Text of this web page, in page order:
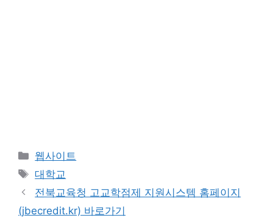
카
테
리
웹사이트
태
그
대학교
전북교육청 고교학점제 지원시스템 홈페이지
(jbecredit.kr) 바로가기